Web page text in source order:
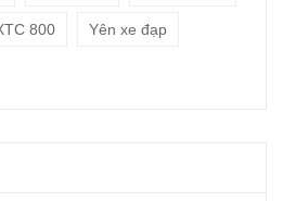
800 Yên xe đạp